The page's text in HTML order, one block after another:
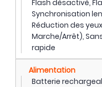
Flash désactivé,
Synchronisation
Réduction des
Marche/Arrêt),
rapide
Alimentation
Batterie